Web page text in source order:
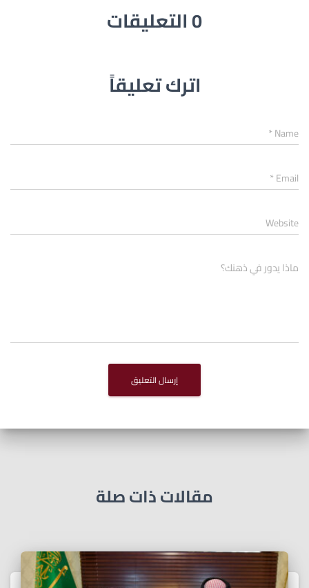
0 التعليقات
اترك تعليقاً
Name
*
Email
*
Website
ماذا يدور في ذهنك؟
مقالات ذات صلة